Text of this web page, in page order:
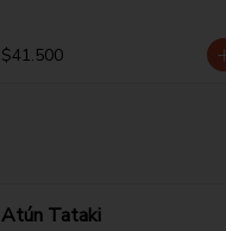
ligeramente picante, soya y salsa
de ostras.
$41.500
Atún Tataki